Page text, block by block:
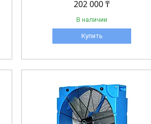
202 000 ₸
В наличии
Купить